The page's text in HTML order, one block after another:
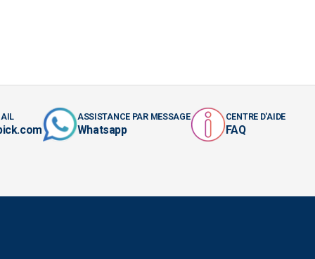
ASSISTANCE PAR MESSAGE
Whatsapp
CENTRE D'AIDE
FAQ